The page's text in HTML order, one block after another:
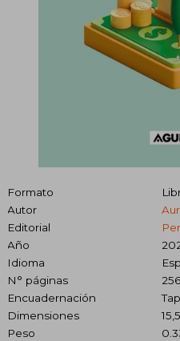
Formato
Autor
Editorial
Año
Idioma
N° páginas
256
Encuadernación
Dimensiones
Peso